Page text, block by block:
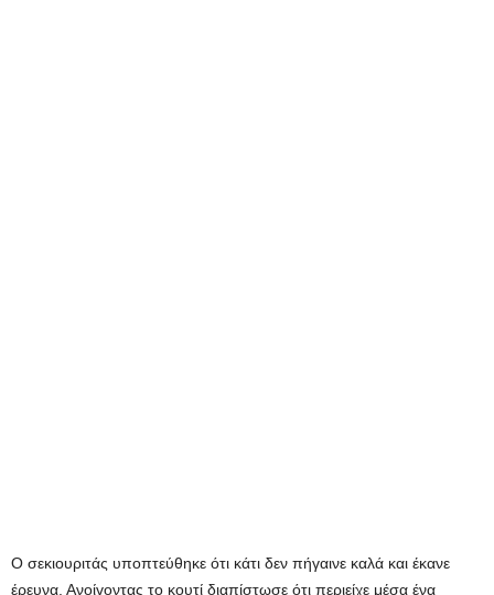
Ο σεκιουριτάς υποπτεύθηκε ότι κάτι δεν πήγαινε καλά και έκανε
έρευνα. Ανοίγοντας το κουτί διαπίστωσε ότι περιείχε μέσα ένα